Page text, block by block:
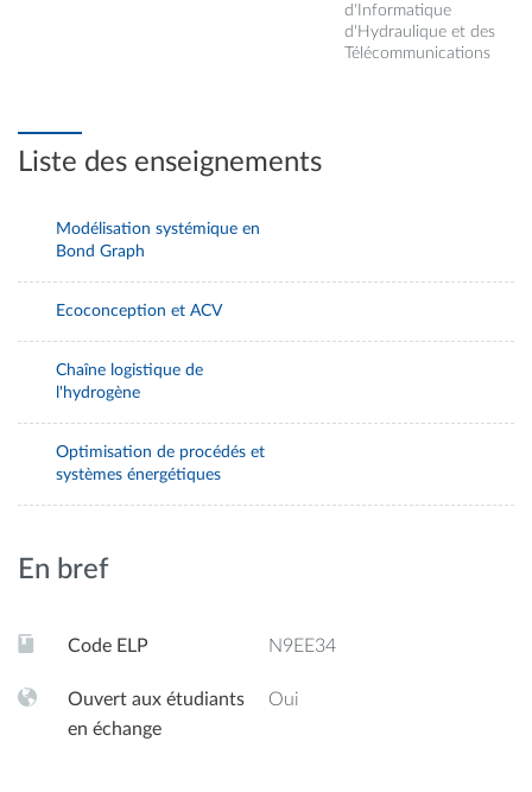
d'Informatique
d'Hydraulique et des
Télécommunications
Liste des enseignements
Modélisation systémique en
Bond Graph
Ecoconception et ACV
Chaîne logistique de
l'hydrogène
Optimisation de procédés et
systèmes énergétiques
En bref
Code ELP N9EE34
Ouvert aux étudiants
en échange
Oui